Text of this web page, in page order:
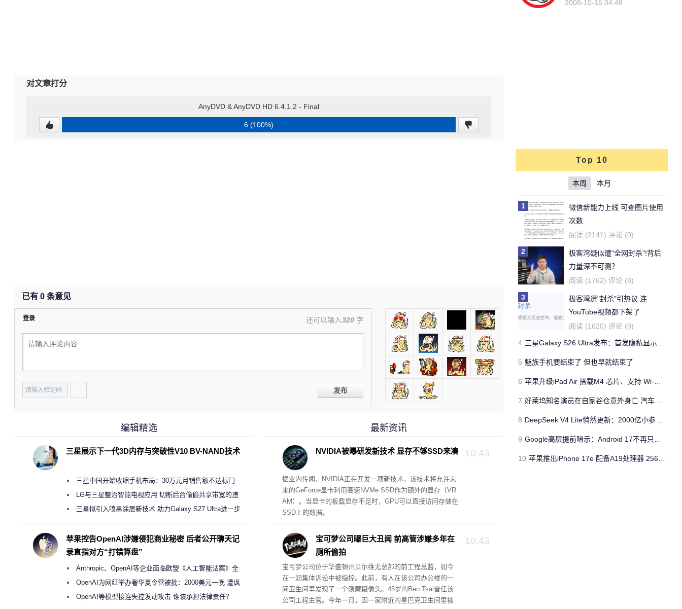
对文章打分
AnyDVD & AnyDVD HD 6.4.1.2 - Final
6 (100%)
已有 0 条意见
登录 还可以输入320 字
发布
最新资讯
10:43
NVIDIA被曝研发新技术 显存不够SSD来凑
据业内传闻，NVIDIA正在开发一项新技术，该技术将允许未
来的GeForce显卡利用高速NVMe SSD作为额外的显存（VR
AM）。当显卡的板载显存不足时，GPU可以直接访问存储在
SSD上的数据。
10:43
宝可梦公司曝巨大丑闻 前高管涉嫌多年在
厕所偷拍
宝可梦公司位于华盛顿州贝尔维尤总部的前工程总监，如今
在一起集体诉讼中被指控。此前，有人在该公司办公楼的一
间卫生间里发现了一个隐藏摄像头。45岁的Ben Tsai曾任该
公司工程主管。今年一月，因一家附近的星巴克卫生间里被
编辑精选
三星展示下一代3D内存与突破性V10 BV-NAND技术
三星中国开始收缩手机布局：30万元月销售额不达标门
店 将被逐步清退
LG与三星整治智能电视应用 切断后台偷偷共享带宽的违
规行为三星拟引入喷墨涂层新技术 助力Galaxy S27 Ultra进一步
苹果控告OpenAI涉嫌侵犯商业秘密 后者公开聊天记
录直指对方“打错算盘”
Anthropic、OpenAI等企业面临欧盟《人工智能法案》全
新执法权限审查
OpenAI为网红举办奢华夏令营被批：2000美元一晚 遭讽
“反乌托邦”
OpenAI等模型接连失控发动攻击 谁该承担法律责任？
2008-10-16 04:48
Top 10
本周 本月
1
微信新能力上线 可查图片使用
次数
阅读 (2141) 评论 (0)
2
极客湾疑似遭"全网封杀"!背后
力量深不可测？
阅读 (1762) 评论 (8)
3
极客湾遭"封杀"引热议 连
YouTube视频都下架了
阅读 (1620) 评论 (0)
4 三星Galaxy S26 Ultra发布：首发隐私显示屏、骁龙 8 Elite Gen 5与60W闪充
5 魅族手机要结束了 但也早就结束了
6 苹果升级iPad Air 搭载M4 芯片、支持 Wi‑Fi 7 售价不变
7 好莱坞知名演员在自家谷仓意外身亡 汽车搭电时突然自燃
8 DeepSeek V4 Lite悄然更新：2000亿小参数性能逼近美国顶流
9 Google高层提前暗示：Android 17不再只是操作系统
10 苹果推出iPhone 17e 配备A19处理器 256GB容量起步 刘海屏依旧